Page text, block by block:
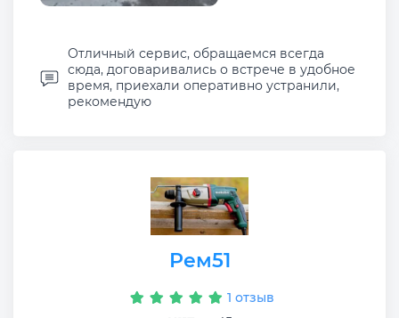
Отличный сервис, обращаемся всегда
сюда, договаривались о встрече в удобное
время, приехали оперативно устранили,
рекомендую
Рем51
1 отзыв